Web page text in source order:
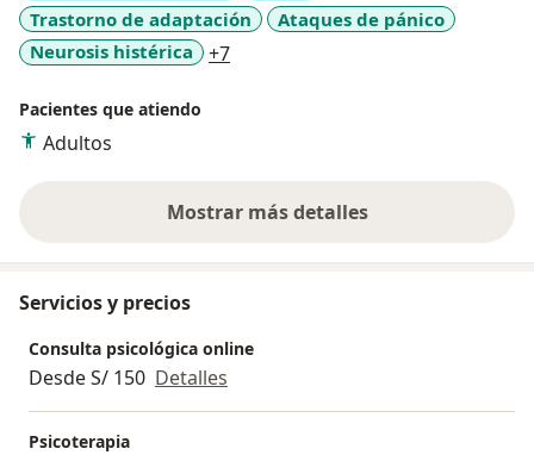
Trastorno de adaptación
Ataques de pánico
Neurosis histérica
+7a11y_sr_more_diseases
Pacientes que atiendo
Adultos
Mostrar más detalles
sobre la experiencia
Servicios y precios
Consulta psicológica online
Desde S/ 150 Detalles
Psicoterapia